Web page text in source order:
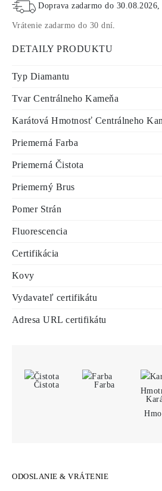
Doprava zadarmo do 30.08.2026
Vrátenie zadarmo do 30 dní
DETAILY PRODUKTU
Typ Diamantu
Tvar Centrálneho Kameňa
Karátová Hmotnosť Centrálneho
Priemerná Farba
Priemerná Čistota
Priemerný Brus
Pomer Strán
Fluorescencia
Certifikácia
Kovy
Vydavateľ certifikátu
Adresa URL certifikátu
Čistota
Farba
ODOSLANIE & VRÁTENIE